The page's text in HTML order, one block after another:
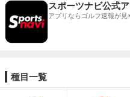
スポーツナビ公式
アプリならゴルフ速報が見
種目一覧